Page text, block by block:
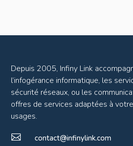
Depuis 2005, Infiny Link
l’infogérance informatique, les
sécurité réseaux, ou les
offres de services adaptées à
usages.
 contact@infinylink.com